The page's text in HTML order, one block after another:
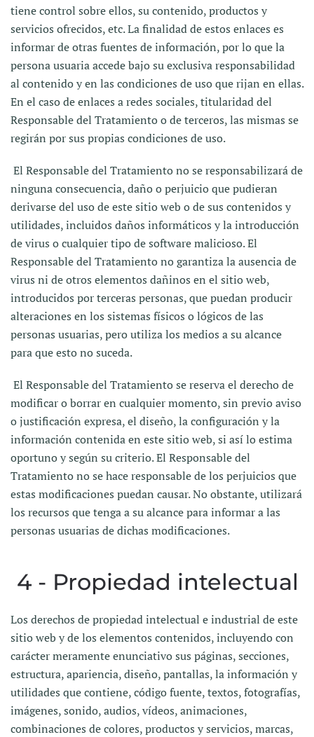
tiene control sobre ellos, su contenido, productos y
servicios ofrecidos, etc. La finalidad de estos enlaces es
informar de otras fuentes de información, por lo que la
persona usuaria accede bajo su exclusiva responsabilidad
al contenido y en las condiciones de uso que rijan en ellas.
En el caso de enlaces a redes sociales, titularidad del
Responsable del Tratamiento o de terceros, las mismas se
regirán por sus propias condiciones de uso.
El Responsable del Tratamiento no se responsabilizará de
ninguna consecuencia, daño o perjuicio que pudieran
derivarse del uso de este sitio web o de sus contenidos y
utilidades, incluidos daños informáticos y la introducción
de virus o cualquier tipo de software malicioso. El
Responsable del Tratamiento no garantiza la ausencia de
virus ni de otros elementos dañinos en el sitio web,
introducidos por terceras personas, que puedan producir
alteraciones en los sistemas físicos o lógicos de las
personas usuarias, pero utiliza los medios a su alcance
para que esto no suceda.
El Responsable del Tratamiento se reserva el derecho de
modificar o borrar en cualquier momento, sin previo aviso
o justificación expresa, el diseño, la configuración y la
información contenida en este sitio web, si así lo estima
oportuno y según su criterio. El Responsable del
Tratamiento no se hace responsable de los perjuicios que
estas modificaciones puedan causar. No obstante, utilizará
los recursos que tenga a su alcance para informar a las
personas usuarias de dichas modificaciones.
4 - Propiedad intelectual
Los derechos de propiedad intelectual e industrial de este
sitio web y de los elementos contenidos, incluyendo con
carácter meramente enunciativo sus páginas, secciones,
estructura, apariencia, diseño, pantallas, la información y
utilidades que contiene, código fuente, textos, fotografías,
imágenes, sonido, audios, vídeos, animaciones,
combinaciones de colores, productos y servicios, marcas,